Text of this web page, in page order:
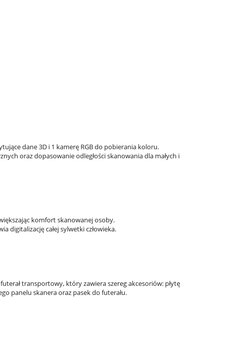
dane 3D i 1 kamerę RGB do pobierania koloru.
oraz dopasowanie odległości skanowania dla małych i
komfort skanowanej osoby.
digitalizację całej sylwetki człowieka.
transportowy, który zawiera szereg akcesoriów: płytę
panelu skanera oraz pasek do futerału.